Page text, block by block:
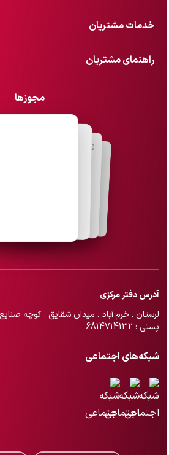
خدمات مشتریان
راهنمای مشتریان
مجوزها
آدرس دفتر مرکزی
پستی : 6814714132
شبکه‌های اجتماعی